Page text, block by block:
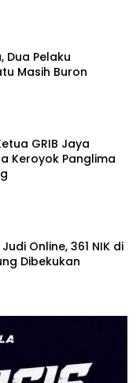
Dua Pelaku
Masih Buron
GRIB Jaya
Keroyok Panglima
Online, 361 NIK di
Dibekukan